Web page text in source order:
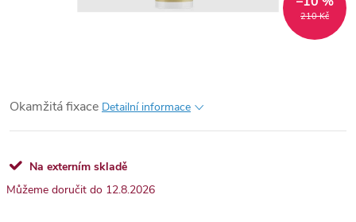
210 Kč
Okamžitá fixace Detailní informace
Na externím skladě
12.8.2026